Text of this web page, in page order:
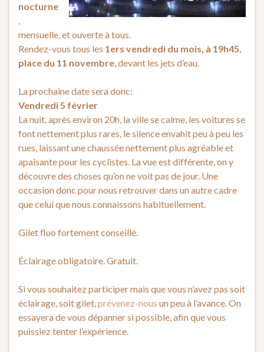
nocturne
,
mensuelle, et ouverte à tous.
Rendez-vous tous les 1ers vendredi du mois, à 19h45,
place du 11 novembre, devant les jets d’eau.
La prochaine date sera donc:
Vendredi 5 février
La nuit, après environ 20h, la ville se calme, les voitures se
font nettement plus rares, le silence envahit peu à peu les
rues, laissant une chaussée nettement plus agréable et
apaisante pour les cyclistes. La vue est différente, on y
découvre des choses qu’on ne voit pas de jour. Une
occasion donc pour nous retrouver dans un autre cadre
que celui que nous connaissons habituellement.
Gilet fluo fortement conseillé.
Éclairage obligatoire. Gratuit.
Si vous souhaitez participer mais que vous n’avez pas soit
éclairage, soit gilet,prévenez-nous un peu à l’avance. On
essayera de vous dépanner si possible, afin que vous
puissiez tenter l’expérience.